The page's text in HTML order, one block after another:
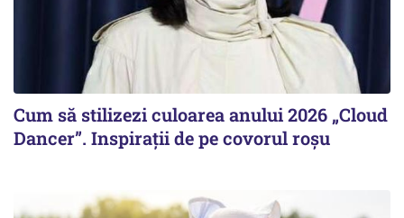
Cum să stilizezi culoarea anului 2026 „Cloud
Dancer”. Inspirații de pe covorul roșu